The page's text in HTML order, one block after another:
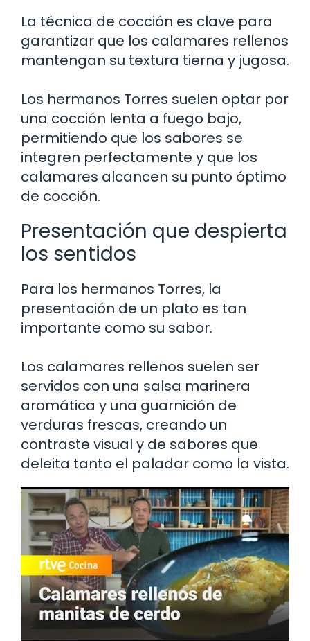
La técnica de cocción es clave para
garantizar que los calamares rellenos
mantengan su textura tierna y jugosa.
Los hermanos Torres suelen optar por
una cocción lenta a fuego bajo,
permitiendo que los sabores se
integren perfectamente y que los
calamares alcancen su punto óptimo
de cocción.
Presentación que despierta
los sentidos
Para los hermanos Torres, la
presentación de un plato es tan
importante como su sabor.
Los calamares rellenos suelen ser
servidos con una salsa marinera
aromática y una guarnición de
verduras frescas, creando un
contraste visual y de sabores que
deleita tanto el paladar como la vista.